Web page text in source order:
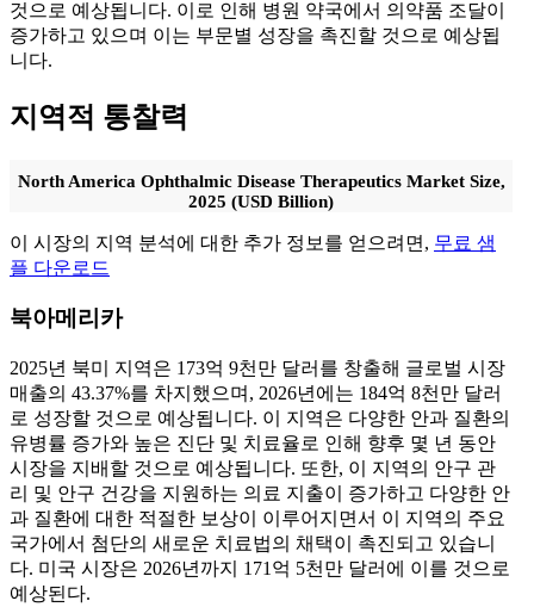
것으로 예상됩니다. 이로 인해 병원 약국에서 의약품 조달이
증가하고 있으며 이는 부문별 성장을 촉진할 것으로 예상됩
니다.
지역적 통찰력
North America Ophthalmic Disease Therapeutics Market Size,
2025 (USD Billion)
이 시장의 지역 분석에 대한 추가 정보를 얻으려면, 무료 샘
플 다운로드
북아메리카
2025년 북미 지역은 173억 9천만 달러를 창출해 글로벌 시장
매출의 43.37%를 차지했으며, 2026년에는 184억 8천만 달러
로 성장할 것으로 예상됩니다. 이 지역은 다양한 안과 질환의
유병률 증가와 높은 진단 및 치료율로 인해 향후 몇 년 동안
시장을 지배할 것으로 예상됩니다. 또한, 이 지역의 안구 관
리 및 안구 건강을 지원하는 의료 지출이 증가하고 다양한 안
과 질환에 대한 적절한 보상이 이루어지면서 이 지역의 주요
국가에서 첨단의 새로운 치료법의 채택이 촉진되고 있습니
다. 미국 시장은 2026년까지 171억 5천만 달러에 이를 것으로
예상된다.